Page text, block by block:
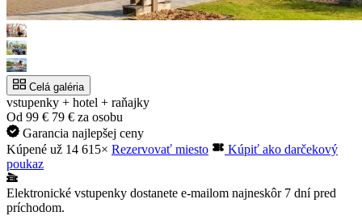
Celá galéria
vstupenky + hotel + raňajky
Od 99 € 79 € za osobu
Garancia najlepšej ceny
Kúpené už 14 615× Rezervovať miesto
Kúpiť ako darčekový
poukaz
Elektronické vstupenky dostanete e-mailom najneskôr 7 dní pred
príchodom.